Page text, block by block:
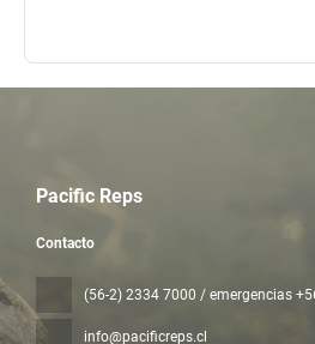
Pacific Reps
Contacto
(56-2) 2334 7000 / emergencias
info@pacificreps.cl